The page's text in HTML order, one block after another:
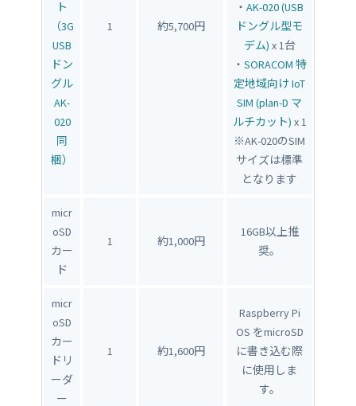
ト
（3G
USB
ドン
グル
AK-
020
同
梱）
1 約5,700円
・ AK-020 (USB
ドングル型モ
デム) x 1台
・ SORACOM 特
定地域向け IoT
SIM (plan-D マ
ルチカット) x 1
※AK-020のSIM
サイズは標準
となります
micr
oSD
カー
ド
1 約1,000円
16GB以上推
奨。
micr
oSD
カー
ドリ
ーダ
ー
1 約1,600円
Raspberry Pi
OS をmicroSD
に書き込む際
に使用しま
す。